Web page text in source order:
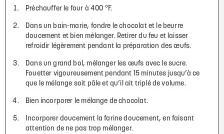
Préchauffer le four à 400 °F.
Dans un bain-marie, fondre le chocolat et le beurre
doucement et bien mélanger. Retirer du feu et laisser
refroidir légèrement pendant la préparation des œufs.
Dans un grand bol, mélanger les œufs avec le sucre.
Fouetter vigoureusement pendant 15 minutes jusqu’à ce
que le mélange soit pâle et qu’il ait triplé de volume.
Bien incorporer le mélange de chocolat.
Incorporer doucement la farine doucement, en faisant
attention de ne pas trop mélanger.